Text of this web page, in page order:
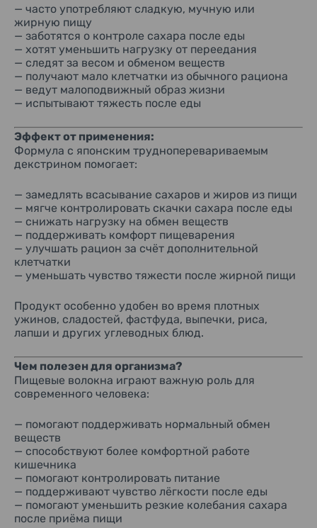
— часто употребляют сладкую, мучную или
жирную пищу
— заботятся о контроле сахара после еды
— хотят уменьшить нагрузку от переедания
— следят за весом и обменом веществ
— получают мало клетчатки из обычного рациона
— ведут малоподвижный образ жизни
— испытывают тяжесть после еды
Эффект от применения:
Формула с японским трудноперевариваемым
декстрином помогает:
— замедлять всасывание сахаров и жиров из пищи
— мягче контролировать скачки сахара после еды
— снижать нагрузку на обмен веществ
— поддерживать комфорт пищеварения
— улучшать рацион за счёт дополнительной
клетчатки
— уменьшать чувство тяжести после жирной пищи
Продукт особенно удобен во время плотных
ужинов, сладостей, фастфуда, выпечки, риса,
лапши и других углеводных блюд.
Чем полезен для организма?
Пищевые волокна играют важную роль для
современного человека:
— помогают поддерживать нормальный обмен
веществ
— способствуют более комфортной работе
кишечника
— помогают контролировать питание
— поддерживают чувство лёгкости после еды
— помогают уменьшить резкие колебания сахара
после приёма пищи